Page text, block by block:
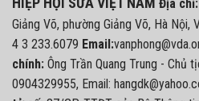
Địa chỉ:
Giảng Võ, phường Giảng Võ, Hà Nội,
4 3 233.6079 Email:
chính: Ông Trần Quang Trung - Chủ
0904329955, Email: